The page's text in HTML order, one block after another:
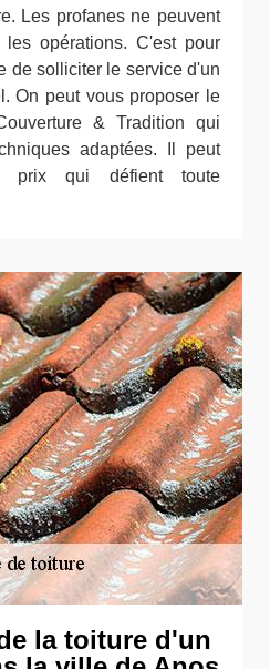
Les profanes ne peuvent
opérations. C'est pour
de solliciter le service d'un
On peut vous proposer le
& Tradition qui
adaptées. Il peut
prix qui défient toute
la toiture d'un